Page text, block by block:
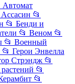
Автомат
Ассасин 📂
📂 Бенди и
📂 Веном 📂
📂 Военный
📂 Герои Энвелла
Стрэндж 📂
📂
📂